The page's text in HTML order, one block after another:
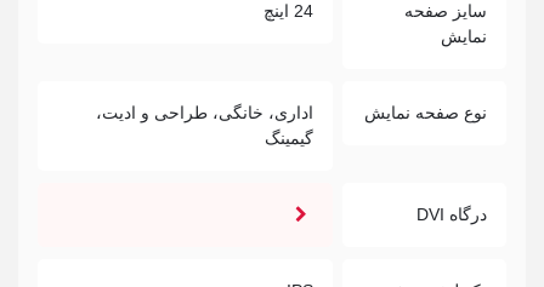
سایز صفحه
نمایش
24 اینچ
نوع صفحه نمایش
اداری، خانگی، طراحی و ادیت،
گیمینگ
درگاه DVI